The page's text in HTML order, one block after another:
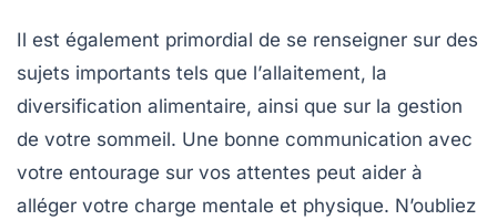
Il est également primordial de se renseigner sur des
sujets importants tels que l’allaitement, la
diversification alimentaire, ainsi que sur la gestion
de votre sommeil. Une bonne communication avec
votre entourage sur vos attentes peut aider à
alléger votre charge mentale et physique. N’oubliez